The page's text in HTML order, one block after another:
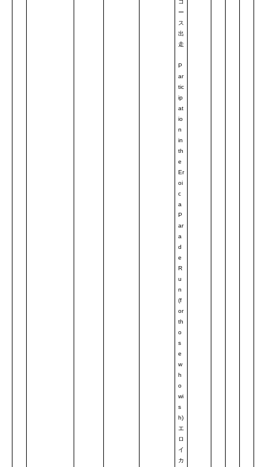
コ
ー
ス
出
走
P
ar
tic
ip
at
io
n
in
th
e
Er
oi
c
a
P
ar
a
d
e
R
u
n
(f
or
th
o
s
e
w
h
o
wi
s
h)
エ
ロ
イ
カ